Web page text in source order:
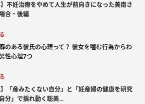
】不妊治療をやめて人生が前向きになった美南さ
合・後編
のある彼氏の心理って？ 彼女を噛む行為からわ
性心理7つ
】「産みたくない自分」と「妊産婦の健康を研究
分」で揺れ動く聡美...